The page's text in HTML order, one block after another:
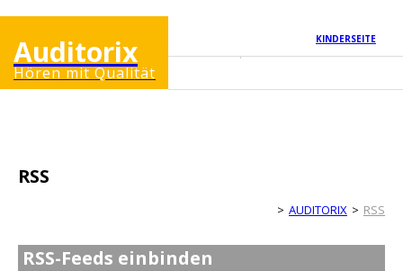
KINDERSEITE
Auditorix
Hören mit Qualität
RSS
Erwachsenenseite
AUDITORIX RSS
RSS-Feeds einbinden